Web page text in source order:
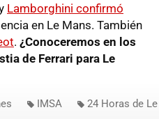
Lamborghini confirmó
en Le Mans. También
. ¿Conoceremos en los
de Ferrari para Le
IMSA 24 Horas de